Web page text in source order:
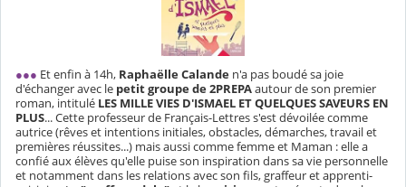
●●● Et enfin à 14h, Raphaëlle Calande n'a pas boudé sa joie
d'échanger avec le petit groupe de 2PREPAautour de son premier
roman, intitulé LES MILLE VIES D'ISMAEL ET QUELQUES SAVEURS EN
PLUS... Cette professeur de Français-Lettres s'est dévoilée comme
autrice (rêves et intentions initiales, obstacles, démarches, travail et
premières réussites...) mais aussi comme femme et Maman : elle a
confié aux élèves qu'elle puise son inspiration dans sa vie personnelle
et notamment dans les relations avec son fils, graffeur et apprenti-